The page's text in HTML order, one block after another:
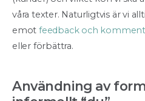
våra texter. Naturligtvis är vi
emot feedback och
eller förbättra.
Användning av